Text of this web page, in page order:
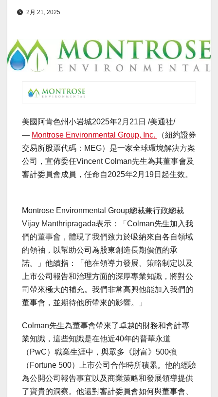
2月 21, 2025
美國阿肯色州小岩城2025年2月21日 /美通社/
— Montrose Environmental Group, Inc.
（紐約證券
交易所股票代碼：MEG）是一家全球環境解決方案
公司，宣佈委任Vincent Colman先生為其董事會及
審計委員會成員，任命自2025年2月19日起生效。
Montrose Environmental Group總裁兼行政總裁
Vijay Manthripragada表示：「Colman先生加入我
們的董事會，體現了我們致力於吸納來自各自領域
的領袖，以幫助公司為股東創造長期價值的承
諾。」他續指：「他在領導力發展、策略制定以及
上市公司報告和治理方面的深厚專業知識，將對公
司帶來極大的補充。我們非常高興他能加入我們的
董事會，並期待他所帶來的影響。」
Colman先生為董事會帶來了卓越的財務和會計專
業知識，這些知識是在他近40年的普華永道
（PwC）職業生涯中，與眾多《財富》500強
（Fortune 500）上市公司合作時所積累。他的經驗
為公開公司報告事宜以及商業策略和發展領導提供
了寶貴的洞察。他還對審計委員會如何與董事會、